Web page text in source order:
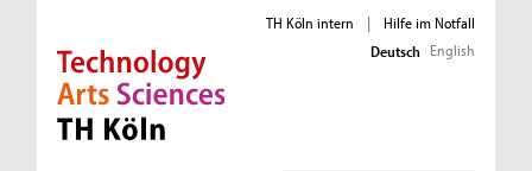
Direkt zur Hauptnavigation
Direkt zur Subnavigation
Direkt zum Inhalt
Direkt zum Fußbereich
TH Köln intern |
Hilfe im Notfall
Deutsch English